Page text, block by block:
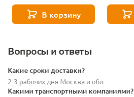
В корзину
Вопросы и ответы
Какие сроки доставки?
2-3 рабочих дня Москва и обл
Какими транспортными компаниями?